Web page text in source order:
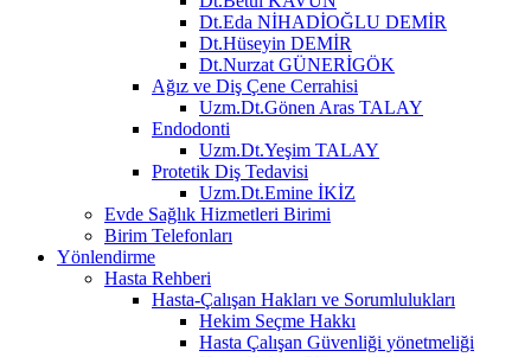
Dt.Eda NİHADİOĞLU DEMİR
Dt.Hüseyin DEMİR
Dt.Nurzat GÜNERİGÖK
Ağız ve Diş Çene Cerrahisi
Uzm.Dt.Gönen Aras TALAY
Endodonti
Uzm.Dt.Yeşim TALAY
Protetik Diş Tedavisi
Uzm.Dt.Emine İKİZ
Evde Sağlık Hizmetleri Birimi
Birim Telefonları
Yönlendirme
Hasta Rehberi
Hasta-Çalışan Hakları ve Sorumlulukları
Hekim Seçme Hakkı
Hasta Çalışan Güvenliği yönetmeliği